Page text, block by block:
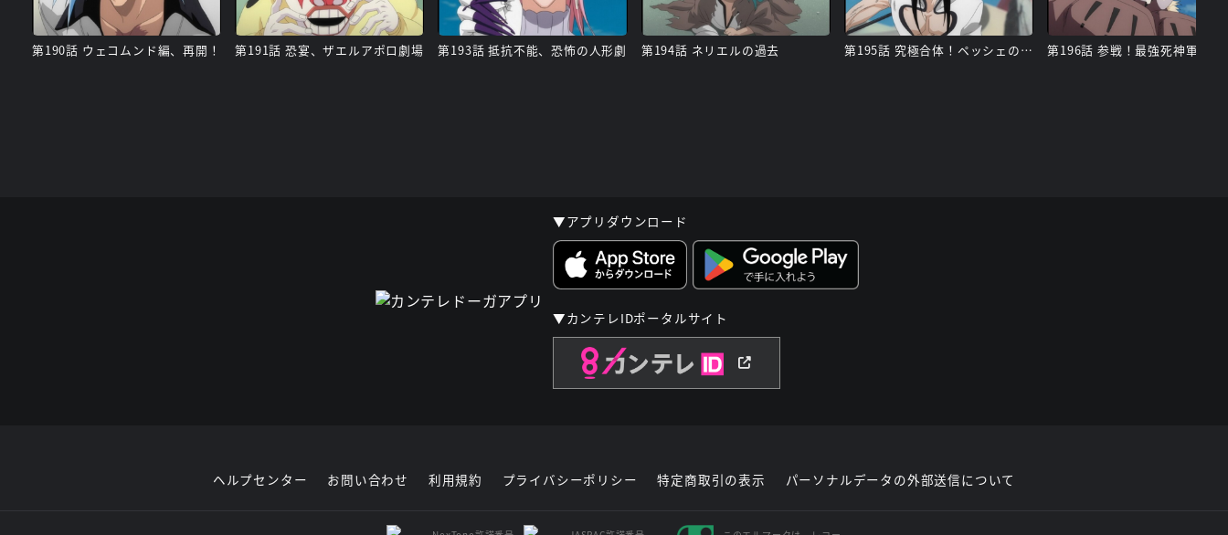
第190話 ウェコムンド編、再開！ 第191話 恐宴、ザエルアポロ劇場 第193話 抵抗不能、恐怖の人形劇 第194話 ネリエルの過去 第195話 究極合体！ペッシェの本気 第196話 参戦！最強死神軍団登
▼アプリダウンロード
▼カンテレIDポータルサイト
ヘルプセンター お問い合わせ 利用規約 プライバシーポリシー 特定商取引の表示 パーソナルデータの外部送信について